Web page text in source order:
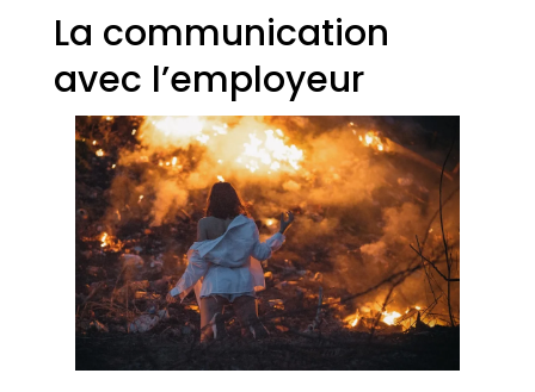
La communication
avec l’employeur